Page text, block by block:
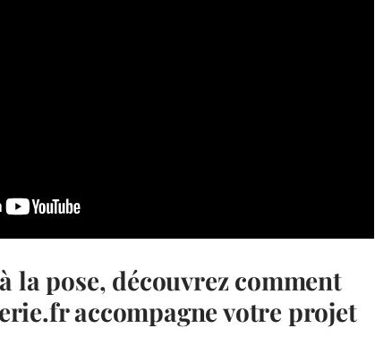
la pose, découvrez comment
accompagne votre projet